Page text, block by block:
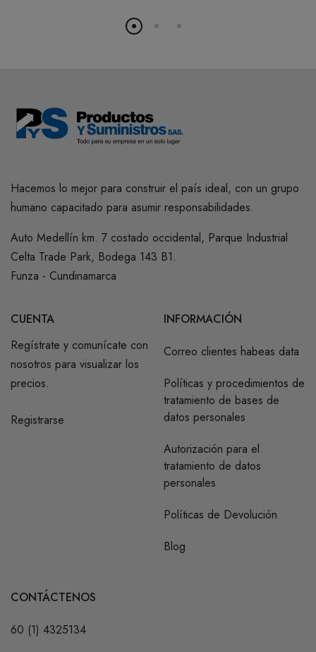
Hacemos lo mejor para construir el país ideal, con un grupo
humano capacitado para asumir responsabilidades.
Auto Medellín km. 7 costado occidental, Parque Industrial
Celta Trade Park, Bodega 143 B1.
Funza - Cundinamarca
CUENTA
Regístrate y comunícate con
nosotros para visualizar los
precios.
Registrarse
INFORMACIÓN
Correo clientes habeas data
Políticas y procedimientos de
tratamiento de bases de
datos personales
Autorización para el
tratamiento de datos
personales
Políticas de Devolución
Blog
CONTÁCTENOS
60 (1) 4325134